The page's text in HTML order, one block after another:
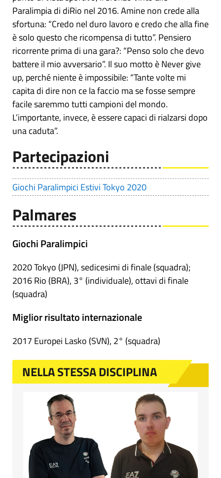
Paralimpia di diRio nel 2016. Amine non crede alla
sfortuna: “Credo nel duro lavoro e credo che alla fine
è solo questo che ricompensa di tutto”. Pensiero
ricorrente prima di una gara?: “Penso solo che devo
battere il mio avversario”. Il suo motto è Never give
up, perché niente è impossibile: “Tante volte mi
capita di dire non ce la faccio ma se fosse sempre
facile saremmo tutti campioni del mondo.
L’importante, invece, è essere capaci di rialzarsi dopo
una caduta”.
Partecipazioni
Giochi Paralimpici Estivi Tokyo 2020
Palmares
Giochi Paralimpici
2020 Tokyo (JPN), sedicesimi di finale (squadra);
2016 Rio (BRA), 3° (individuale), ottavi di finale
(squadra)
Miglior risultato internazionale
2017 Europei Lasko (SVN), 2° (squadra)
NELLA STESSA DISCIPLINA